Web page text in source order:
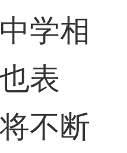
学相
表
不断